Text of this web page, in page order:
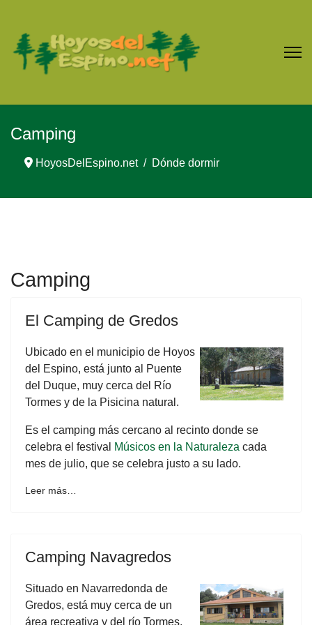
Camping
HoyosDelEspino.net Dónde dormir
Camping
El Camping de Gredos
Ubicado en el municipio de Hoyos
del Espino, está junto al Puente
del Duque, muy cerca del Río
Tormes y de la Pisicina natural.
Es el camping más cercano al recinto donde se
celebra el festival
Músicos en la Naturaleza cada
mes de julio, que se celebra justo a su lado.
Leer más…
Camping Navagredos
Situado en Navarredonda de
Gredos, está muy cerca de un
área recreativa y del río Tormes.